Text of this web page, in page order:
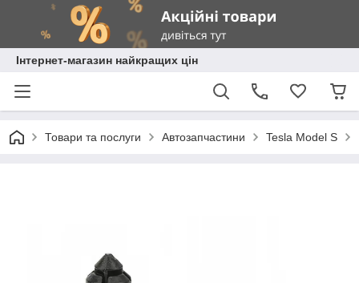
Інтернет-магазин найкращих цін
Товари та послуги Автозапчастини Tesla Model S